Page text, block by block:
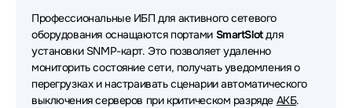
Источники бесперебойного питания (ИБП - UPS)
Borri
Источники бесперебойного питания (ИБП - UPS)
Delta Battery
Профессиональные ИБП для активного сетевого
оборудования оснащаются портами SmartSlotдля
установки SNMP-карт. Это позволяет удаленно
мониторить состояние сети, получать уведомления о
перегрузках и настраивать сценарии автоматического
выключения серверов при критическом разряде АКБ.